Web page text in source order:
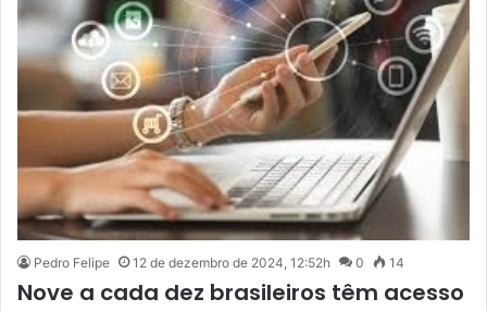
Pedro Felipe 12 de dezembro de 2024, 12:52h 0 14
Nove a cada dez brasileiros têm acesso